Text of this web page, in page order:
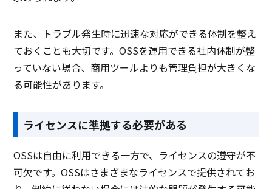
また、トラブル発生時に迅速な対応ができる体制を整え
ておくことも大切です。OSSを運用できる社内体制が整
っていない場合、商用ツールよりも管理負担が大きくな
る可能性があります。
ライセンスに準拠する必要がある
OSSは自由に利用できる一方で、ライセンスの遵守が不
可欠です。OSSはさまざまなライセンスで提供されてお